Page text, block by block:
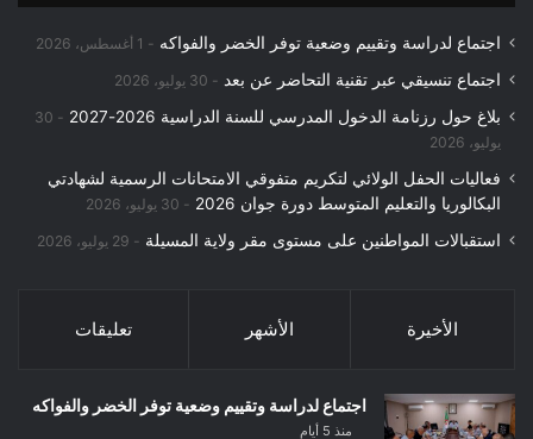
اجتماع لدراسة وتقييم وضعية توفر الخضر والفواكه 1 أغسطس، 2026
اجتماع تنسيقي عبر تقنية التحاضر عن بعد 30 يوليو، 2026
بلاغ حول رزنامة الدخول المدرسي للسنة الدراسية 2026-2027
30
يوليو، 2026
فعاليات الحفل الولائي لتكريم متفوقي الامتحانات الرسمية لشهادتي
البكالوريا والتعليم المتوسط دورة جوان 2026
30 يوليو، 2026
استقبالات المواطنين على مستوى مقر ولاية المسيلة 29 يوليو، 2026
الأخيرة الأشهر تعليقات
اجتماع لدراسة وتقييم وضعية توفر الخضر والفواكه
منذ 5 أيام